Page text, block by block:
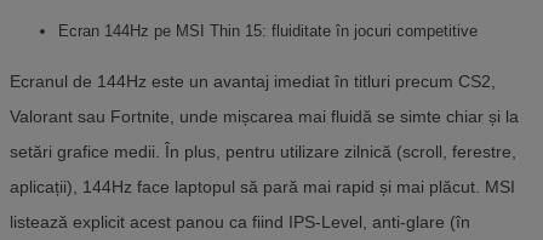
Ecran 144Hz pe MSI Thin 15: fluiditate în jocuri competitive
Ecranul de 144Hz este un avantaj imediat în titluri precum CS2,
Valorant sau Fortnite, unde mișcarea mai fluidă se simte chiar și la
setări grafice medii. În plus, pentru utilizare zilnică (scroll, ferestre,
aplicații), 144Hz face laptopul să pară mai rapid și mai plăcut. MSI
listează explicit acest panou ca fiind IPS-Level, anti-glare (în